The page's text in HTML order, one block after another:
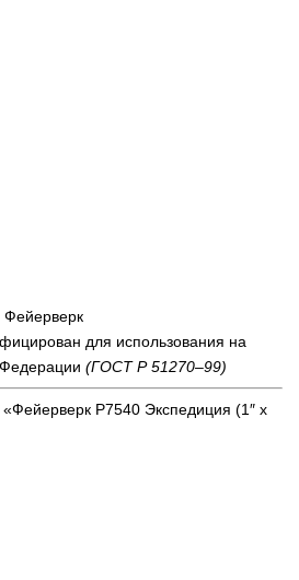
Фейерверк
для использования на
(ГОСТ Р 51270–99)
«Фейерверк Р7540 Экспедиция (1″ х